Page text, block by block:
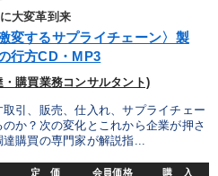
大変革到来
変するサプライチェーン〉製
行方CD・MP3
購買業務コンサルタント)
引、販売、仕入れ、サプライチェー
か？次の変化とこれから企業が押さ
購買の専門家が解説指...
定 価 会員価格 購 入